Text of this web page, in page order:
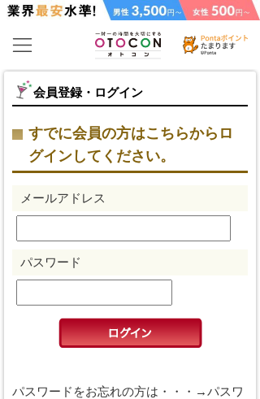
会員登録・ログイン
すでに会員の方はこちらからロ
グインしてください。
メールアドレス
パスワード
パスワードをお忘れの方は・・・→パスワ